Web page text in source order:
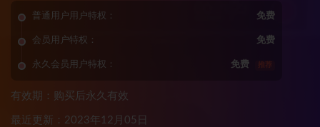
普通用户用户特权： 免费
会员用户特权： 免费
永久会员用户特权： 免费 推荐
有效期：购买后永久有效
最近更新：2023年12月05日